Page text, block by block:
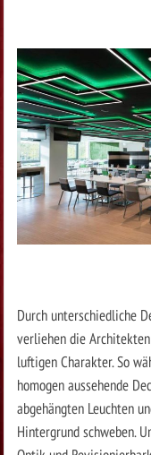
Durch unterschiedliche
verliehen die
luftigen Charakter. So
homogen aussehende
abgehängten Leuchten
Hintergrund schweben.